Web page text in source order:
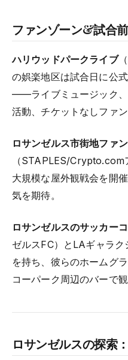
ファンゾーン&試合
ハリウッドパークライブ
の娯楽地区は試合日に公
——ライブミュージック、
活動、チケットなしファ
ロサンゼルス市街地ファ
（STAPLES/Crypto.com
大規模な屋外観戦会を開
気を期待。
ロサンゼルスのサッカー
ゼルスFC）とLAギャラ
を持ち、彼らのホームグ
コーパーク周辺のバーで観
ロサンゼルスの探索